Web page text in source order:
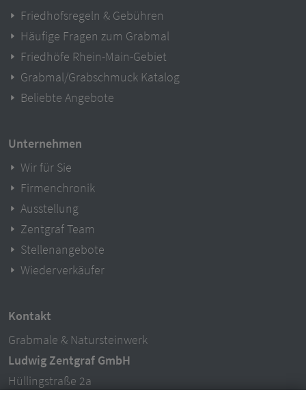
Friedhofsregeln & Gebühren
Häufige Fragen zum Grabmal
Friedhöfe Rhein-Main-Gebiet
Grabmal/Grabschmuck Katalog
Beliebte Angebote
Unternehmen
Wir für Sie
Firmenchronik
Ausstellung
Zentgraf Team
Stellenangebote
Wiederverkäufer
Kontakt
Grabmale & Natursteinwerk
Ludwig Zentgraf GmbH
Hüllingstraße 2a